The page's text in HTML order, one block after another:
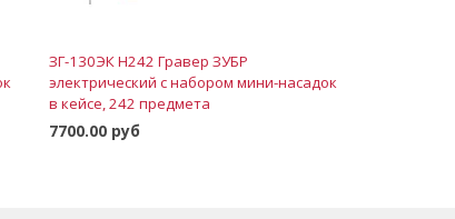
ЗГ-130ЭК H242 Гравер ЗУБР
электрический с набором мини-насадок
в кейсе, 242 предмета
7700.00 руб